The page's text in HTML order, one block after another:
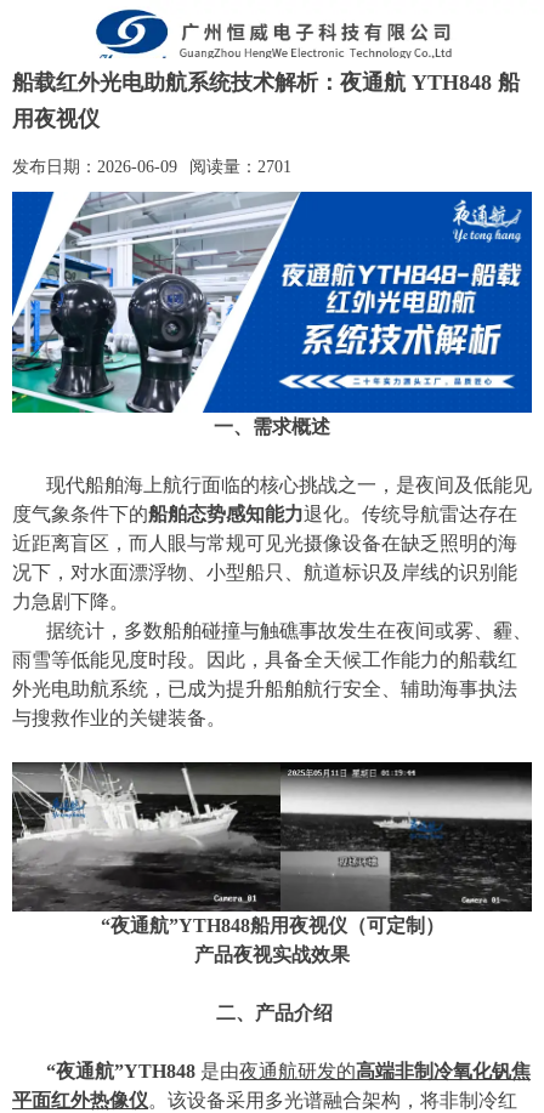
船载红外光电助航系统技术解析：夜通航 YTH848 船
用夜视仪
发布日期： 2026-06-09 阅读量： 2701
一、需求概述
现代船舶海上航行面临的核心挑战之一，是夜间及低能见
度气象条件下的船舶态势感知能力退化。传统导航雷达存在
近距离盲区，而人眼与常规可见光摄像设备在缺乏照明的海
况下，对水面漂浮物、小型船只、航道标识及岸线的识别能
力急剧下降。
据统计，多数船舶碰撞与触礁事故发生在夜间或雾、霾、
雨雪等低能见度时段。因此，具备全天候工作能力的船载红
外光电助航系统，已成为提升船舶航行安全、辅助海事执法
与搜救作业的关键装备。
“夜通航”YTH848船用夜视仪（可定制）
产品夜视实战效果
二、产品介绍
“夜通航”YTH848 是由夜通航研发的高端非制冷氧化钒焦
平面红外热像仪。该设备采用多光谱融合架构，将非制冷红